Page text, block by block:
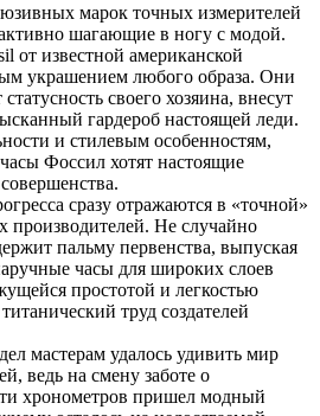
марок точных измерителей
шагающие в ногу с модой.
от известной американской
украшением любого образа. Они
своего хозяина, внесут
гардероб настоящей леди.
и стилевым особенностям,
Фоссил хотят настоящие
сразу отражаются в «точной»
производителей. Не случайно
пальму первенства, выпуская
часы для широких слоев
простотой и легкостью
труд создателей
мастерам удалось удивить мир
ведь на смену заботе о
хронометров пришел модный